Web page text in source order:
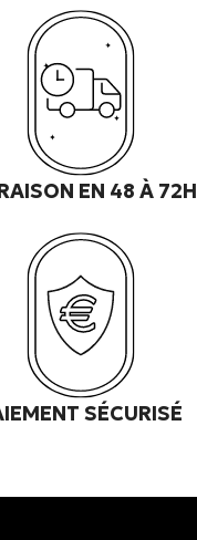
EN 48 À 72H
SÉCURISÉ